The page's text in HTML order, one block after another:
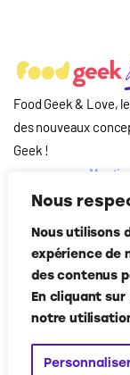
Nous
Nous utilisons
expérience de
des contenus
En cliquant
notre
Food Geek & Love,
des nouveaux
Geek !
Qui-
Contact
Suivez-nous